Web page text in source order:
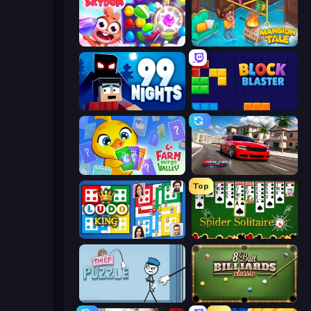
Skydom Mansion Tale: Merge Secrets
99 Nights (Bloxd.io) Block Blaster
Farm Merge Valley Real Car Driving
Ludo King
Top
Spider Solitaire
Thief Puzzle 8 Ball Billiards Classic